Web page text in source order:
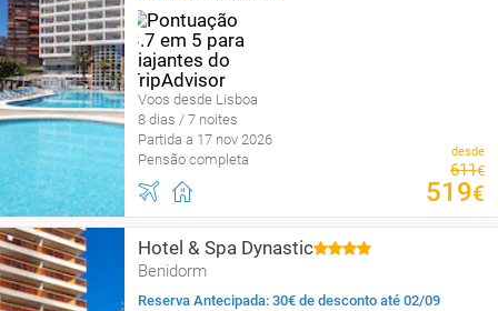
Voos desde Lisboa
8 dias / 7 noites
Partida a 17 nov 2026
Pensão completa
desde
611€
519€
Hotel & Spa Dynastic
Benidorm
Reserva Antecipada: 30€ de desconto até 02/09